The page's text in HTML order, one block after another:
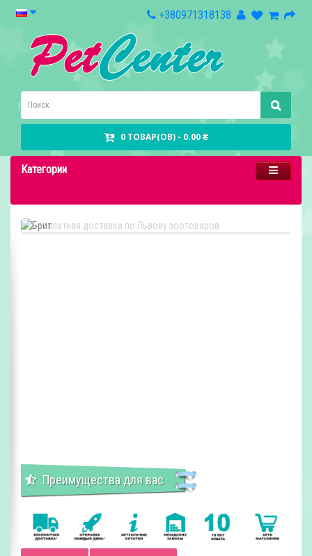
+380971318138
0 ТОВАР(ОВ) - 0.00 ₴
Категории
Преимущества для вас